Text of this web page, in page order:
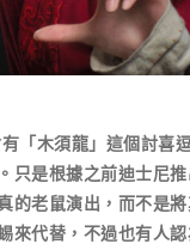
木須龍」這個討喜
只是根據之前迪士尼
的老鼠演出，而不是
來代替，不過也有人